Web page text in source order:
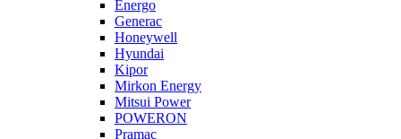
Energo
Generac
Honeywell
Hyundai
Kipor
Mirkon Energy
Mitsui Power
POWERON
Pramac